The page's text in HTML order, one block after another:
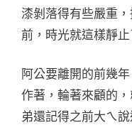
漆剝落得有些嚴重
前，時光就這樣靜止
阿公要離開的前幾
作著，輪著來顧的
弟還記得之前大ㄟ